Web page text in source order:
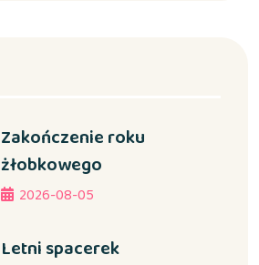
Zakończenie roku
żłobkowego
2026-08-05
Letni spacerek